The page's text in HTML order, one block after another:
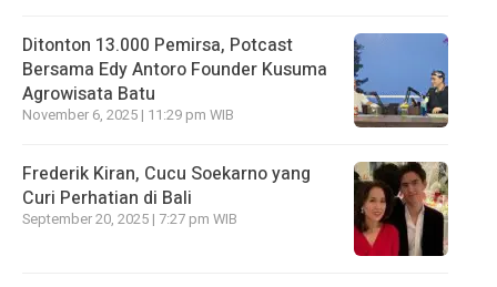
Ditonton 13.000 Pemirsa, Potcast
Bersama Edy Antoro Founder Kusuma
Agrowisata Batu
November 6, 2025 | 11:29 pm WIB
Frederik Kiran, Cucu Soekarno yang
Curi Perhatian di Bali
September 20, 2025 | 7:27 pm WIB